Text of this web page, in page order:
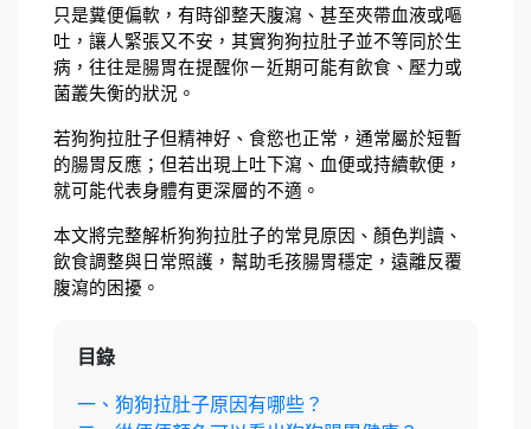
只是糞便偏軟，有時卻整天腹瀉、甚至夾帶血液或嘔
吐，讓人緊張又不安，其實狗狗拉肚子並不等同於生
病，往往是腸胃在提醒你－近期可能有飲食、壓力或
菌叢失衡的狀況。
若狗狗拉肚子但精神好、食慾也正常，通常屬於短暫
的腸胃反應；但若出現上吐下瀉、血便或持續軟便，
就可能代表身體有更深層的不適。
本文將完整解析狗狗拉肚子的常見原因、顏色判讀、
飲食調整與日常照護，幫助毛孩腸胃穩定，遠離反覆
腹瀉的困擾。
目錄
一、狗狗拉肚子原因有哪些？